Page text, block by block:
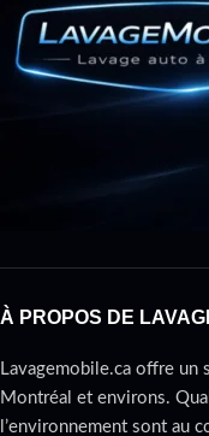
À PROPOS DE
Lavagemobile.ca offre un
Montréal et environs.
l’environnement sont au